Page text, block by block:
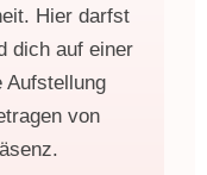
Hier darfst
dich auf einer
Aufstellung
von